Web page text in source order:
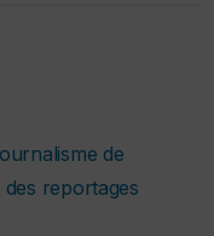
de
des reportages